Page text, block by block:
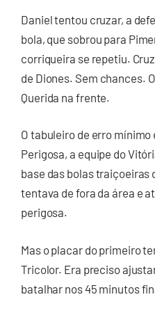
Daniel tentou cruzar, a
bola, que sobrou para
corriqueira se repetiu.
de Diones. Sem chances.
Querida na frente.
O tabuleiro de erro
Perigosa, a equipe do
base das bolas traiçoeiras
tentava de fora da área e
perigosa.
Mas o placar do primeiro
Tricolor. Era preciso
batalhar nos 45 minutos